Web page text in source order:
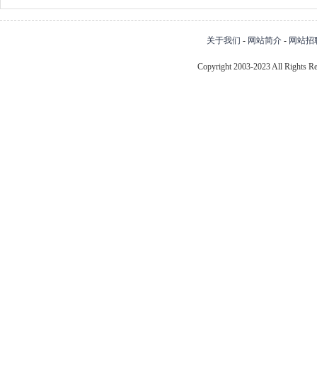
关于我们 - 网站简介 - 网站招
Copyright 2003-2023 All Rights